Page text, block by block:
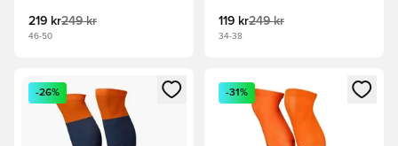
219 kr249 kr
46-50
119 kr249 kr
34-38
Öppnar en Modal för att logga in eller registrera dig som
-26%
Öppnar en Modal för att
-31%